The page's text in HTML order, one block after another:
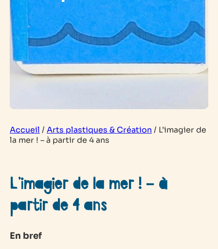
Accueil / Arts plastiques & Création / L’imagier de
la mer ! – à partir de 4 ans
L’imagier de la mer ! – à
partir de 4 ans
En bref